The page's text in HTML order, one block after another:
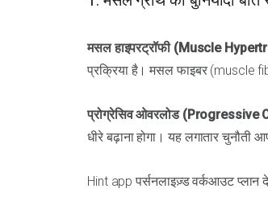
मसल हाइपरट्रॉफी (Muscle
प्रक्रिया है। मसल फाइबर (muscle
प्रोग्रेसिव ओवरलोड (Progressive
धीरे बढ़ाना होगा। यह लगातार
Hint app पर्सनलाइज़्ड वर्कआउट